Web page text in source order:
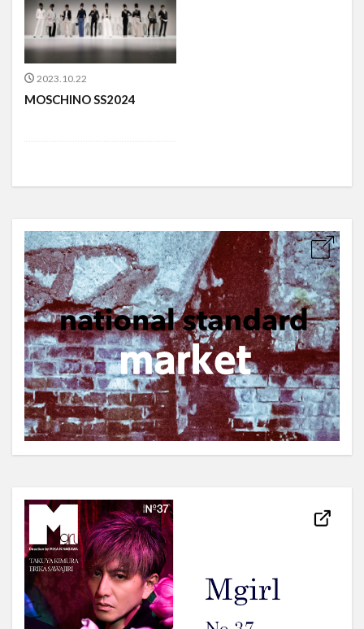
2023.10.22
MOSCHINO SS2024